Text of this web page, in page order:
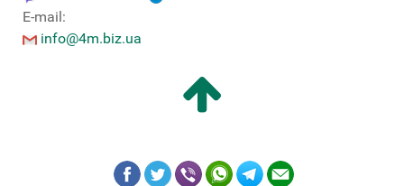
E-mail:
info@4m.biz.ua